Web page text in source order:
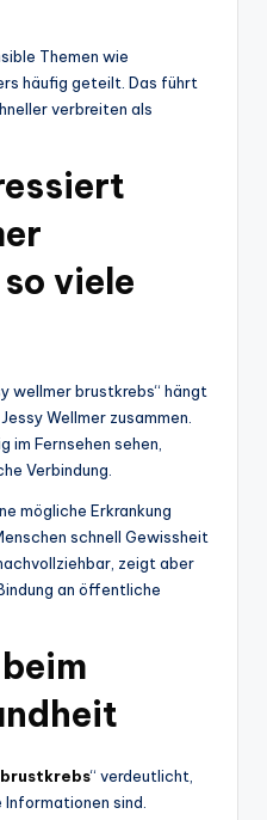
Themen wie
häufig geteilt. Das führt
verbreiten als
viele
wellmer brustkrebs“ hängt
Wellmer zusammen.
im Fernsehen sehen,
Verbindung.
mögliche Erkrankung
schnell Gewissheit
zeigt aber
an öffentliche
“ verdeutlicht,
sind.